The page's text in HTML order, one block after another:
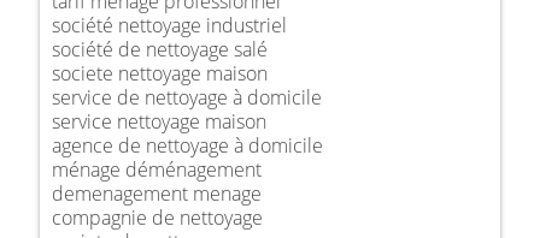
société nettoyage industriel
société de nettoyage salé
societe nettoyage maison
service de nettoyage à domicile
service nettoyage maison
agence de nettoyage à domicile
ménage déménagement
demenagement menage
compagnie de nettoyage